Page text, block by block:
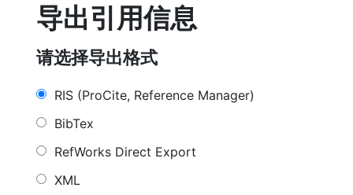
导出引用信息
请选择导出格式
RIS (ProCite, Reference Manager)
BibTex
RefWorks Direct Export
XML